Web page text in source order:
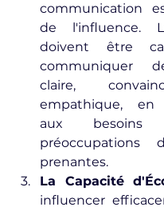
communication
de l'influence.
doivent être
communiquer
claire,
empathique, en
aux
préoccupations
prenantes.
La Capacité
influencer